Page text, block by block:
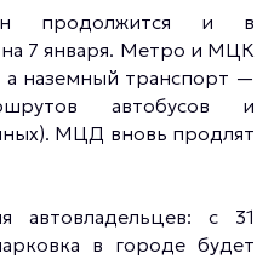
продолжится и в
7 января. Метро и МЦК
а наземный транспорт —
автобусов и
МЦД вновь продлят
автовладельцев: с 31
в городе будет